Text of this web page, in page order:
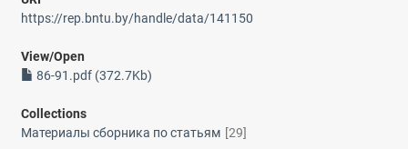
https://rep.bntu.by/handle/data/141150
View/Open
86-91.pdf (372.7Kb)
Collections
Материалы сборника по статьям [29]